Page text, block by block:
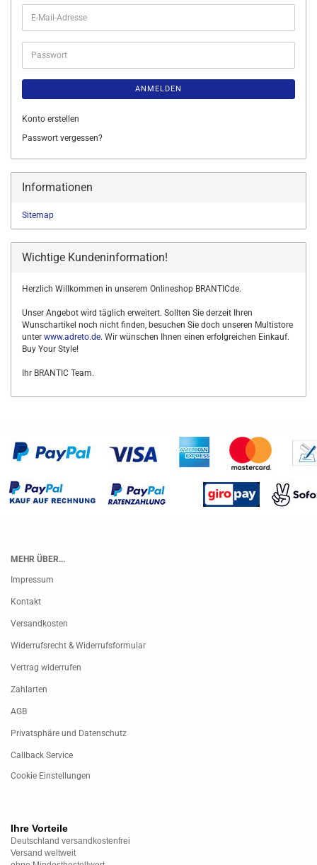
E-
Mail-
Adresse
Passwort
ANMELDEN
Konto erstellen
Passwort vergessen?
Informationen
Sitemap
Wichtige Kundeninformation!
Herzlich Willkommen in unserem Onlineshop BRANTICde.
Unser Angebot wird täglich erweitert. Sollten Sie derzeit Ihren
Wunschartikel noch nicht finden, besuchen Sie doch unseren Multistore
unter www.adreto.de. Wir wünschen Ihnen einen erfolgreichen Einkauf.
Buy Your Style!
Ihr BRANTIC Team.
MEHR ÜBER...
Impressum
Kontakt
Versandkosten
Widerrufsrecht & Widerrufsformular
Vertrag widerrufen
Zahlarten
AGB
Privatsphäre und Datenschutz
Callback Service
Cookie Einstellungen
Ihre Vorteile
Deutschland versandkostenfrei
Versand weltweit